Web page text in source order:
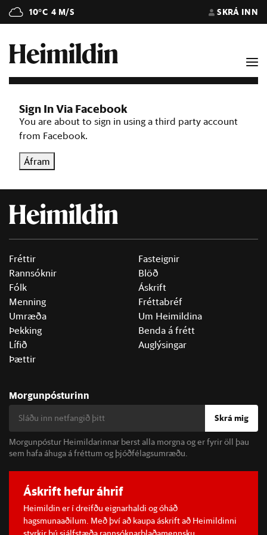
10°C 4 M/S SKRÁ INN
Sign In Via Facebook
You are about to sign in using a third party account
from Facebook.
Áfram
Fréttir
Rannsóknir
Fólk
Menning
Umræða
Þekking
Lífið
Þættir
Fasteignir
Blöð
Áskrift
Fréttabréf
Um Heimildina
Benda á frétt
Auglýsingar
Morgunpósturinn
Skrá mig
Morgunpóstur Heimildarinnar berst alla morgna og er fyrir öll þau
sem hafa áhuga á fréttum og þjóðfélagsumræðu.
Áskrift hefur áhrif
Heimildin er í dreifðu eignarhaldi og óháð
hagsmunaaðilum. Með því að kaupa áskrift að Heimildinni